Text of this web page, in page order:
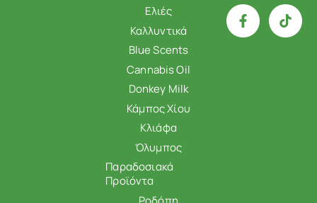
Ελιές
Καλλυντικά
Blue Scents
Cannabis Oil
Donkey Milk
Κάμπος Χίου
Κλιάφα
Όλυμπος
Παραδοσιακά
Προϊόντα